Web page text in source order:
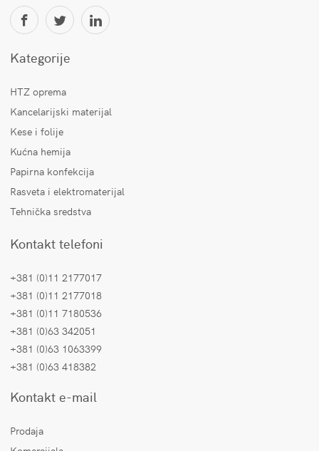
Kategorije
HTZ oprema
Kancelarijski materijal
Kese i folije
Kućna hemija
Papirna konfekcija
Rasveta i elektromaterijal
Tehnička sredstva
Kontakt telefoni
+381 (0)11 2177017
+381 (0)11 2177018
+381 (0)11 7180536
+381 (0)63 342051
+381 (0)63 1063399
+381 (0)63 418382
Kontakt e-mail
Prodaja